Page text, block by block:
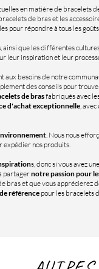
en matière de bracelets
de bras et les
pour répondre à tous les
, ainsi que les différentes
leur inspiration et leur
aux besoins de notre
des conseils pour
de brasfabriqués avec
d'achat exceptionnelle ,
. Nous nous
expédier nos produits.
s, donc si vous avez
partagernotre passion pour
bras et que vous
référence pour les bracelets